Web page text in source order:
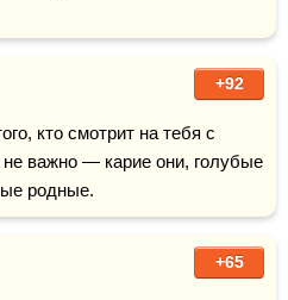
+92
кто смотрит на тебя с
важно — карие они, голубые
родные.
+65